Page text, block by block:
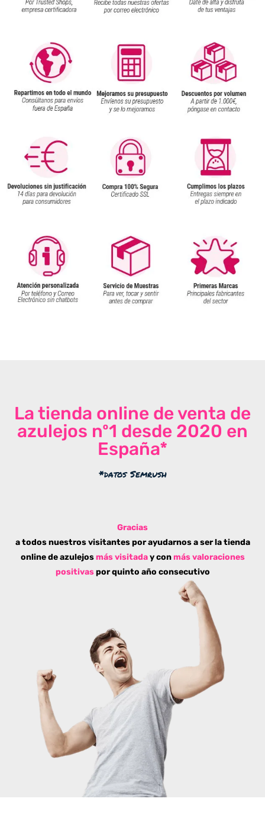
La tienda online de venta de
azulejos nº1 desde 2020 en
España*
*datos Semrush
Gracias
a todos nuestros visitantes por ayudarnos a ser la tienda
online de azulejos más visitaday conmás valoraciones
positivaspor quinto año consecutivo